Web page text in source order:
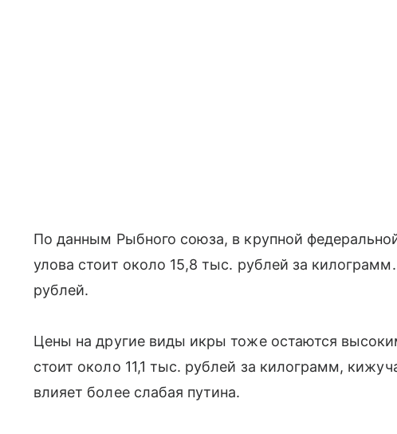
По данным Рыбного союза, в крупной
улова стоит около 15,8 тыс. рублей за
рублей.
Цены на другие виды икры тоже остаются
стоит около 11,1 тыс. рублей за килограмм,
влияет более слабая путина.